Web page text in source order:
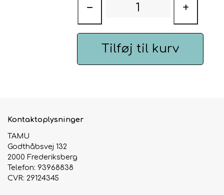
− +
Tilføj til kurv
Kontaktoplysninger
TAMU
Godthåbsvej 132
2000 Frederiksberg
Telefon: 93968838
CVR: 29124345